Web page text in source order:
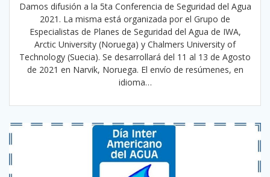
Damos difusión a la 5ta Conferencia de Seguridad del Agua
2021. La misma está organizada por el Grupo de
Especialistas de Planes de Seguridad del Agua de IWA,
Arctic University (Noruega) y Chalmers University of
Technology (Suecia). Se desarrollará del 11 al 13 de Agosto
de 2021 en Narvik, Noruega. El envío de resúmenes, en
idioma…